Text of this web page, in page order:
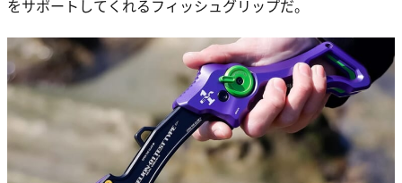
をサポートしてくれるフィッシュグリップだ。